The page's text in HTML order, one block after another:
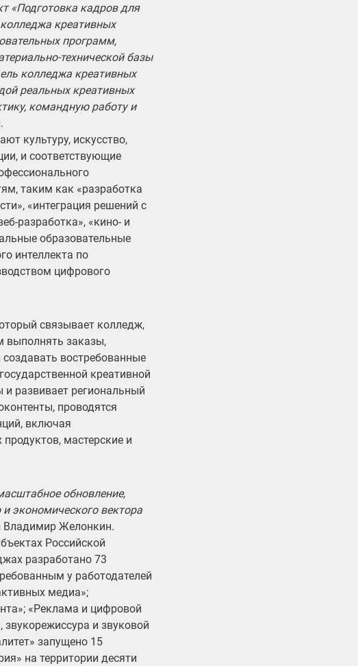
«Подготовка кадров для
креативных
программ,
технической базы
колледжа креативных
реальных креативных
командную работу и
культуру, искусство,
и соответствующие
таким как «разработка
«интеграция решений с
разработка», «кино- и
образовательные
интеллекта по
цифрового
связывает колледж,
выполнять заказы,
востребованные
креативной
развивает региональный
проводятся
включая
мастерские и
обновление,
экономического вектора
Владимир Желонкин.
Российской
разработано 73
у работодателей
медиа»;
«Реклама и цифровой
и звуковой
запущено 15
на территории десяти